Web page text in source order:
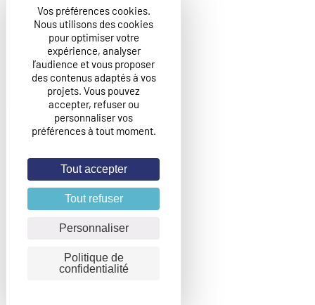
Vos préférences cookies.
Nous utilisons des cookies
pour optimiser votre
expérience, analyser
l’audience et vous proposer
des contenus adaptés à vos
projets. Vous pouvez
accepter, refuser ou
personnaliser vos
préférences à tout moment.
Tout accepter
Tout refuser
Personnaliser
Politique de
confidentialité